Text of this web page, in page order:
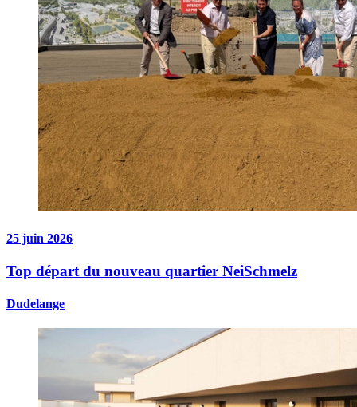
25 juin 2026
Top départ du nouveau quartier NeiSchmelz
Dudelange